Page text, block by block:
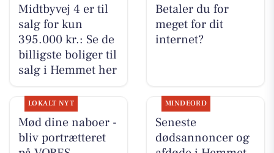
Midtbyvej 4 er til
salg for kun
395.000 kr.: Se de
billigste boliger til
salg i Hemmet her
Betaler du for
meget for dit
internet?
LOKALT NYT
Mød dine naboer -
bliv portrætteret
MINDEORD
Seneste
dødsannoncer og